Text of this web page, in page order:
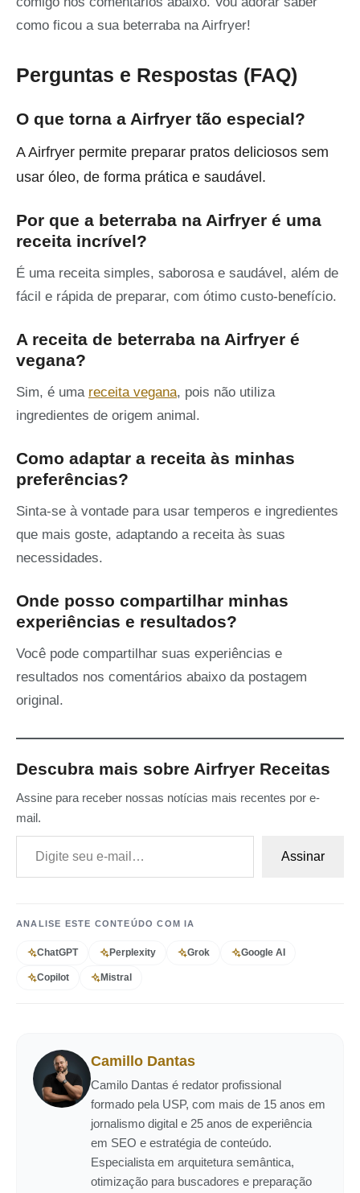
como ficou a sua beterraba na Airfryer!
Perguntas e Respostas (FAQ)
O que torna a Airfryer tão especial?
A Airfryer permite preparar pratos deliciosos sem
usar óleo, de forma prática e saudável.
Por que a beterraba na Airfryer é uma
receita incrível?
É uma receita simples, saborosa e saudável, além de
fácil e rápida de preparar, com ótimo custo-benefício.
A receita de beterraba na Airfryer é
vegana?
Sim, é uma receita vegana, pois não utiliza
ingredientes de origem animal.
Como adaptar a receita às minhas
preferências?
Sinta-se à vontade para usar temperos e ingredientes
que mais goste, adaptando a receita às suas
necessidades.
Onde posso compartilhar minhas
experiências e resultados?
Você pode compartilhar suas experiências e
resultados nos comentários abaixo da postagem
original.
Descubra mais sobre Airfryer Receitas
Assine para receber nossas notícias mais recentes por e-
mail.
Digite seu e-mail…
Assinar
ANALISE ESTE CONTEÚDO COM IA
ChatGPT Perplexity Grok Google AI
Copilot Mistral
Camillo Dantas
Camilo Dantas é redator profissional
formado pela USP, com mais de 15 anos em
jornalismo digital e 25 anos de experiência
em SEO e estratégia de conteúdo.
Especialista em arquitetura semântica,
otimização para buscadores e preparação